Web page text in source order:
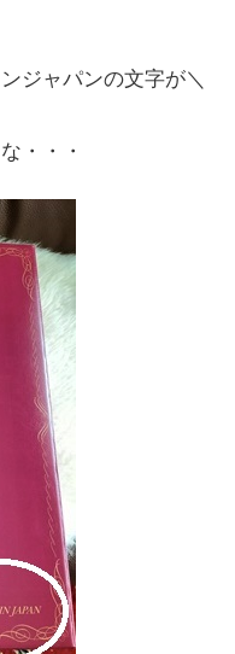
ジャパンの文字が＼
・・・